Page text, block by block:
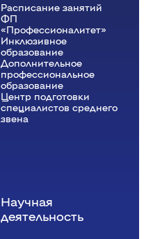
Расписание занятий
ФП
«Профессионалитет»
Инклюзивное
образование
Дополнительное
профессиональное
образование
Центр подготовки
специалистов среднего
звена
Научная
деятельность